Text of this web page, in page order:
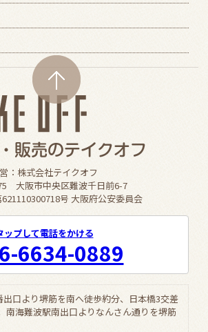
：株式会社テイクオフ
大阪市中央区難波千日前6-7
号 大阪府公安委員会
ップして電話をかける
6634-0889
口より堺筋を南へ徒歩約分、日本橋3交差
南海難波駅南出口よりなんさん通りを堺筋